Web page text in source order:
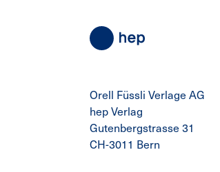
Orell Füssli Verlage AG
hep Verlag
Gutenbergstrasse 31
CH-3011 Bern